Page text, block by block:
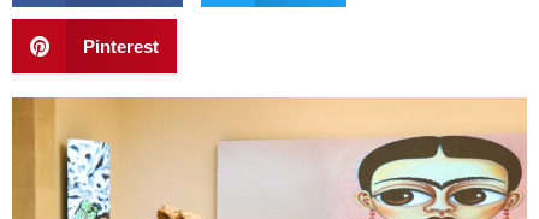
Pinterest